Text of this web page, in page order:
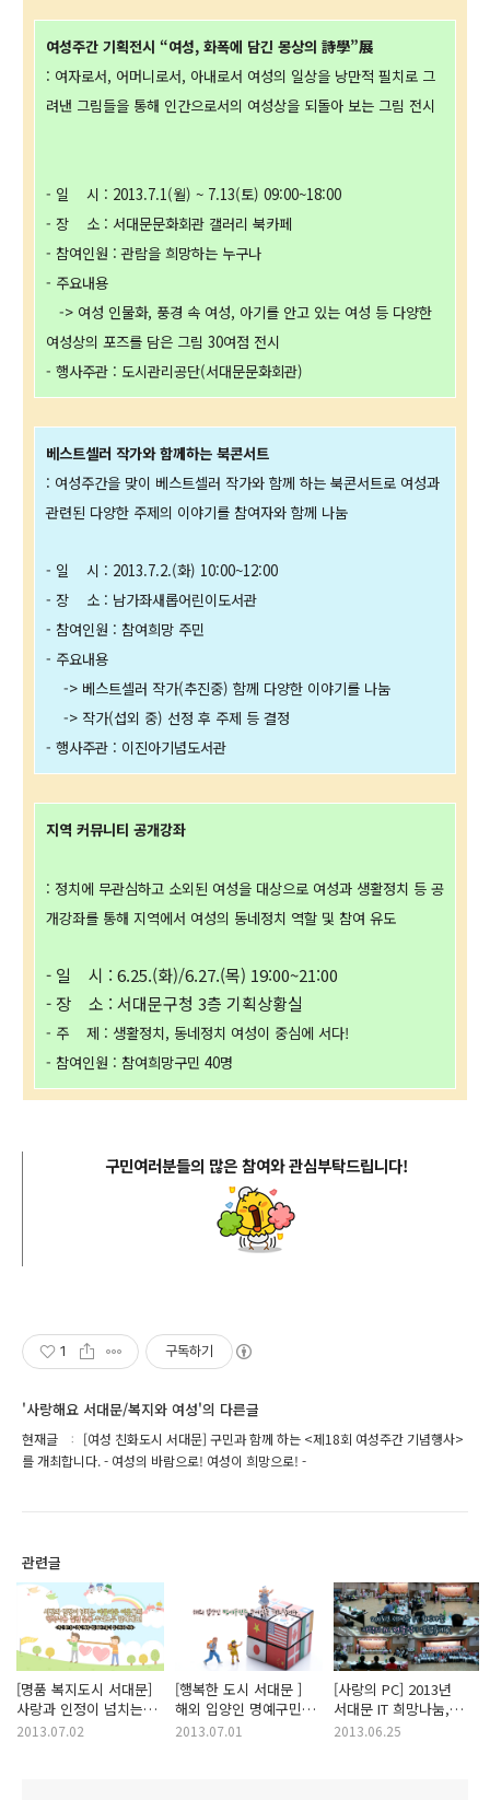
여성주간 기획전시 “여성, 화폭에 담긴 몽상의 詩學”展
: 여자로서, 어머니로서, 아내로서 여성의 일상을 낭만적 필치로 그
려낸 그림들을 통해 인간으로서의 여성상을 되돌아 보는 그림 전시
- 일 시 : 2013.7.1(월) ~ 7.13(토) 09:00~18:00
- 장 소 : 서대문문화회관 갤러리 북카페
- 참여인원 : 관람을 희망하는 누구나
- 주요내용
-> 여성 인물화, 풍경 속 여성, 아기를 안고 있는 여성 등 다양한
여성상의 포즈를 담은 그림 30여점 전시
- 행사주관 : 도시관리공단(서대문문화회관)
베스트셀러 작가와 함께하는 북콘서트
: 여성주간을 맞이 베스트셀러 작가와 함께 하는 북콘서트로 여성과
관련된 다양한 주제의 이야기를 참여자와 함께 나눔
- 일 시 : 2013.7.2.(화) 10:00~12:00
- 장 소 : 남가좌새롭어린이도서관
- 참여인원 : 참여희망 주민
- 주요내용
-> 베스트셀러 작가(추진중) 함께 다양한 이야기를 나눔
-> 작가(섭외 중) 선정 후 주제 등 결정
- 행사주관 : 이진아기념도서관
지역 커뮤니티 공개강좌
: 정치에 무관심하고 소외된 여성을 대상으로 여성과 생활정치 등 공
개강좌를 통해 지역에서 여성의 동네정치 역할 및 참여 유도
- 일 시 : 6.25.(화)/6.27.(목) 19:00~21:00
- 장 소 : 서대문구청 3층 기획상황실
- 주 제 : 생활정치, 동네정치 여성이 중심에 서다!
- 참여인원 : 참여희망구민 40명
구민여러분들의 많은 참여와 관심부탁드립니다!
1 구독하기
'사랑해요 서대문/복지와 여성'의 다른글
현재글
[여성 친화도시 서대문] 구민과 함께 하는 <제18회 여성주간 기념행사>
를 개최합니다. - 여성의 바람으로! 여성이 희망으로! -
관련글
[명품 복지도시 서대문]
사랑과 인정이 넘치는
아름다운 이웃들의
2013.07.02
[행복한 도시 서대문 ]
해외 입양인 명예구민증
수여식을 개최합니다.
2013.07.01
[사랑의 PC] 2013년
서대문 IT 희망나눔,
사랑의 PC 전달식이
2013.06.25